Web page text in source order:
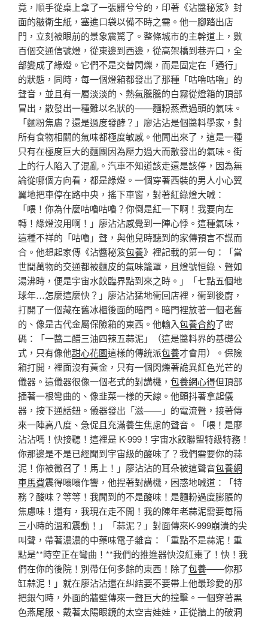
竟，順手從桌上拿了一張髒兮兮的，印著《沾醬秘笈》封
面的皺衛生紙，塞進口袋以備不時之需。他一腳踏出店
門，立刻被眼前的景象震驚了。整條城市的主幹道上，數
百個交通信號燈，從東邊到西邊，從高架橋到巷弄口，全
部變成了綠燈。它們不是交替閃爍，而是固定在「通行」
的狀態，同時，每一個燈箱都發出了那種「咕嚕咕嚕」的
聲音，並且有一層淡淡的、熱氣騰騰的白霧從燈箱的頂部
冒出，散發出一種難以名狀的——麵粉蒸煮過頭的氣味。
「麵粉焦慮？還是過度發酵？」廖沾沾是個醬料學家，對
所有食物相關的氣味都極度敏感。他聞出來了，這是一種
只有在極度巨大的麵團因為壓力過大而散發出的氣味。街
上的行人陷入了混亂。汽車不知道該走還是該停，因為無
論從哪個方向看，都是綠燈。一個穿著西裝的男人小心翼
翼地把車停在路中央，搖下車窗，對著紅綠燈大喊：
「喂！你為什麼咕嚕咕嚕？你倒是紅一下啊！我要向左
轉！綠燈沒用啊！」廖沾沾感覺到一陣心悸。這種氣味，
這種不祥的「咕嚕」聲，與他兒時聽到的家傳預言不謀而
合。他想起家傳《沾醬秘笈包養》裡記載的第一句：「當
世間萬物的交通都被麵皮的氣味籠罩，且燈號恒綠、聲如
湯沸時，便是宇宙水餃臨界點到來之時。」「七點五個地
球年…怎麼這麼快？」廖沾沾猛地衝回店裡，衝到後廚，
打開了一個藏在舊冰櫃後面的暗門。暗門裡放著一個老舊
的、像是古代金屬保險箱的東西。他輸入包養合約了密
碼：「一醬二醋三油四辣五蒜泥」（這是醬料界的基礎公
式，只有像他甜心花園這樣的傳統派包養才會用）。保險
箱打開，裡面沒有黃金，只有一個閃爍著詭異紅色光芒的
儀器。這儀器很像一個老式的對講機， 包養網心得但頂部
插著一根彎曲的、像韭菜一樣的天線。他顫抖著拿起儀
器，按下通話鈕。儀器發出「滋——」的電流聲，接著傳
來一陣高八度、急促且充滿養生焦慮的聲音。「喂！是廖
沾沾嗎！快接聽！這裡是 K-999！宇宙水餃聯盟特級特務！
你那邊是不是已經聞到宇宙級的酸味了？我們需要你的蒜
泥！你被徵召了！馬上！」廖沾沾的耳朵被這聲音包養網
車馬費震得嗡嗡作響，他捏著對講機，困惑地喊道：「特
務？酸味？等等！我聞到的不是酸味！是麵粉過度膨脹的
焦慮味！還有，我現在走不開！我的陳年老蒜泥需要每隔
三小時的溫和震動！」「蒜泥？」對面傳來K-999崩潰的尖
叫聲，帶著濃濃的中藥味電子雜音：「重點不是蒜泥！重
點是**時空正在彎曲！**我們的推進器快沒紅棗了！快！我
們在你的後院！別帶任何多餘的東西！除了包養——你那
缸蒜泥！」就在廖沾沾還在糾結要不要帶上他最珍愛的那
把銀勺時，外面的牆壁傳來一聲巨大的撞擊。一個穿著黑
色燕尾服、戴著太陽眼鏡的太空吉娃娃，正從牆上的破洞